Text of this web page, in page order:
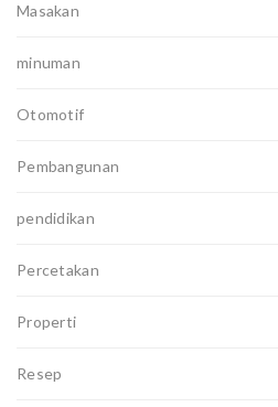
Masakan
minuman
Otomotif
Pembangunan
pendidikan
Percetakan
Properti
Resep